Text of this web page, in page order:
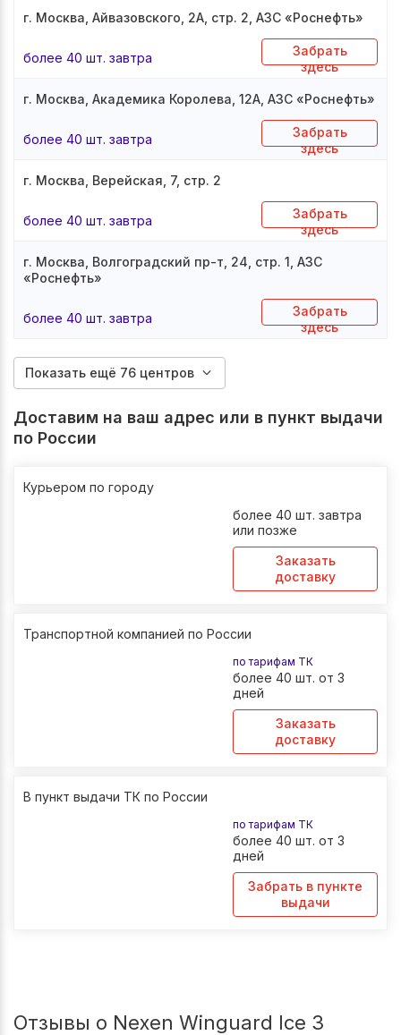
г. Москва, Айвазовского, 2А, стр. 2, АЗС «Роснефть»
более 40 шт. завтра
Забрать
здесь
г. Москва, Академика Королева, 12А, АЗС «Роснефть»
более 40 шт. завтра
Забрать
здесь
г. Москва, Верейская, 7, стр. 2
более 40 шт. завтра
Забрать
здесь
г. Москва, Волгоградский пр-т, 24, стр. 1, АЗС
«Роснефть»
более 40 шт. завтра
Забрать
здесь
Показать ещё 76 центров
Доставим на ваш адрес или в пункт выдачи
по России
Курьером по городу
более 40 шт. завтра
или позже
Заказать
доставку
Транспортной компанией по России
по тарифам ТК
более 40 шт. от 3
дней
Заказать
доставку
В пункт выдачи ТК по России
по тарифам ТК
более 40 шт. от 3
дней
Забрать в пункте
выдачи
Отзывы о Nexen Winguard Ice 3